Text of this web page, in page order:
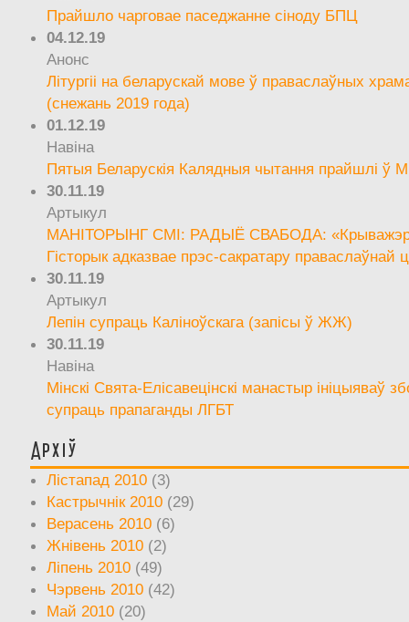
Прайшло чарговае паседжанне сіноду БПЦ
04.12.19
Анонс
Літургіі на беларускай мове ў праваслаўных
(снежань 2019 года)
01.12.19
Навіна
Пятыя Беларускія Калядныя чытання прайшлі ў
30.11.19
Артыкул
МАНІТОРЫНГ СМІ: РАДЫЁ СВАБОДА:
Гісторык адказвае прэс-сакратару праваслаўнай
30.11.19
Артыкул
Лепін супраць Каліноўскага (запісы ў ЖЖ)
30.11.19
Навіна
Мінскі Свята-Елісавецінскі манастыр ініцыяваў
супраць прапаганды ЛГБТ
Архіў
Лістапад 2010 (3)
Кастрычнік 2010 (29)
Верасень 2010 (6)
Жнівень 2010 (2)
Ліпень 2010 (49)
Чэрвень 2010 (42)
Май 2010 (20)